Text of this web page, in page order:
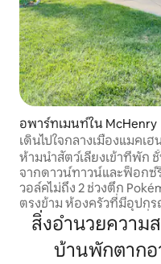
อพาร์ทเมนท์ใน McHenry
เดินไปใจกลางเมืองแมคเฮ
ฟ็อกซ์
ห้ามนำสัตว์เลี้ยงเข้าที่พัก ชั้น 2 ทั้งชั้น ห่าง
จากดาวน์ทาวน์และฟ็อกซ์ริ
วอล์คไม่ถึง 2 ช่วงตึก
ตรงข้าม ห้องครัวที่มีอุปกรณ์ครบครัน
หนังสือเกมของเล่นและสิ่
สะดวกเพิ่มเติมเพื่อให้กา
สิ่งอำนวยความ
บ้านพักตากอ